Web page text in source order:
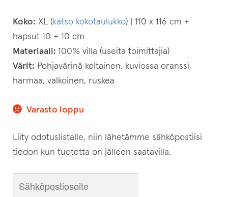
Koko: XL (katso kokotaulukko) | 110 x 116 cm +
hapsut 10 + 10 cm
Materiaali: 100% villa (useita toimittajia)
Värit: Pohjavärinä keltainen, kuviossa oranssi,
harmaa, valkoinen, ruskea
Varasto loppu
Liity odotuslistalle, niin lähetämme sähköpostiisi
tiedon kun tuotetta on jälleen saatavilla.